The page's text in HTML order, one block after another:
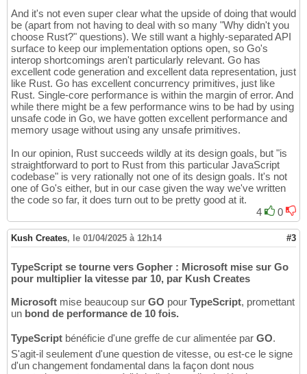
And it's not even super clear what the upside of doing that would
be (apart from not having to deal with so many "Why didn't you
choose Rust?" questions). We still want a highly-separated API
surface to keep our implementation options open, so Go's
interop shortcomings aren't particularly relevant. Go has
excellent code generation and excellent data representation, just
like Rust. Go has excellent concurrency primitives, just like
Rust. Single-core performance is within the margin of error. And
while there might be a few performance wins to be had by using
unsafe code in Go, we have gotten excellent performance and
memory usage without using any unsafe primitives.
In our opinion, Rust succeeds wildly at its design goals, but "is
straightforward to port to Rust from this particular JavaScript
codebase" is very rationally not one of its design goals. It's not
one of Go's either, but in our case given the way we've written
the code so far, it does turn out to be pretty good at it.
4
0
Kush Creates, le 01/04/2025 à 12h14 #3
TypeScript se tourne vers Gopher : Microsoft mise sur Go
pour multiplier la vitesse par 10, par Kush Creates
Microsoft mise beaucoup sur GO pour TypeScript, promettant
un bond de performance de 10 fois.
TypeScript bénéficie d'une greffe de cur alimentée par GO.
S'agit-il seulement d'une question de vitesse, ou est-ce le signe
d'un changement fondamental dans la façon dont nous